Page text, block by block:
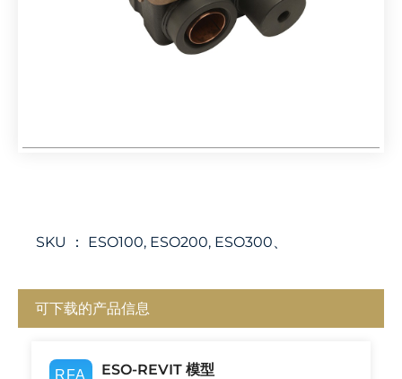
SKU ： ESO100, ESO200, ESO300、
可下载的产品信息
ESO-REVIT 模型